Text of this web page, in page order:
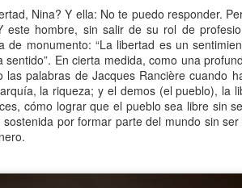
Nina? Y ella: No te puedo responder.
hombre, sin salir de su rol de
monumento: “La libertad es un
En cierta medida, como una
palabras de Jacques Rancière cuando
la riqueza; y el demos (el pueblo), la
cómo lograr que el pueblo sea libre sin
por formar parte del mundo sin
renuente a dar entrevistas. Pero
en esta ocasión,
afortunadamente, se avino a
responder, afable y espontánea,
divertida o apasionada -según el
tema-, siempre yendo al punto,
sin el menor rodeo. Así, fueron
apareciendo la pianista, la
escultora, la cocinera que brinda
Su
cuando
Es que
el borde
se publicó la primera
del siguiente introito:
no es ni una dama
de T.S. Eliot para